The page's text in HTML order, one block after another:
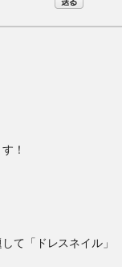
！
て「ドレスネイル」